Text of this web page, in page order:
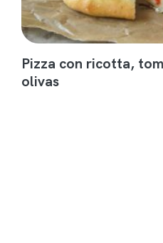
Pizza con ricotta,
olivas